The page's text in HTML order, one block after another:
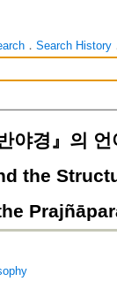
． Search History
야경』의
the